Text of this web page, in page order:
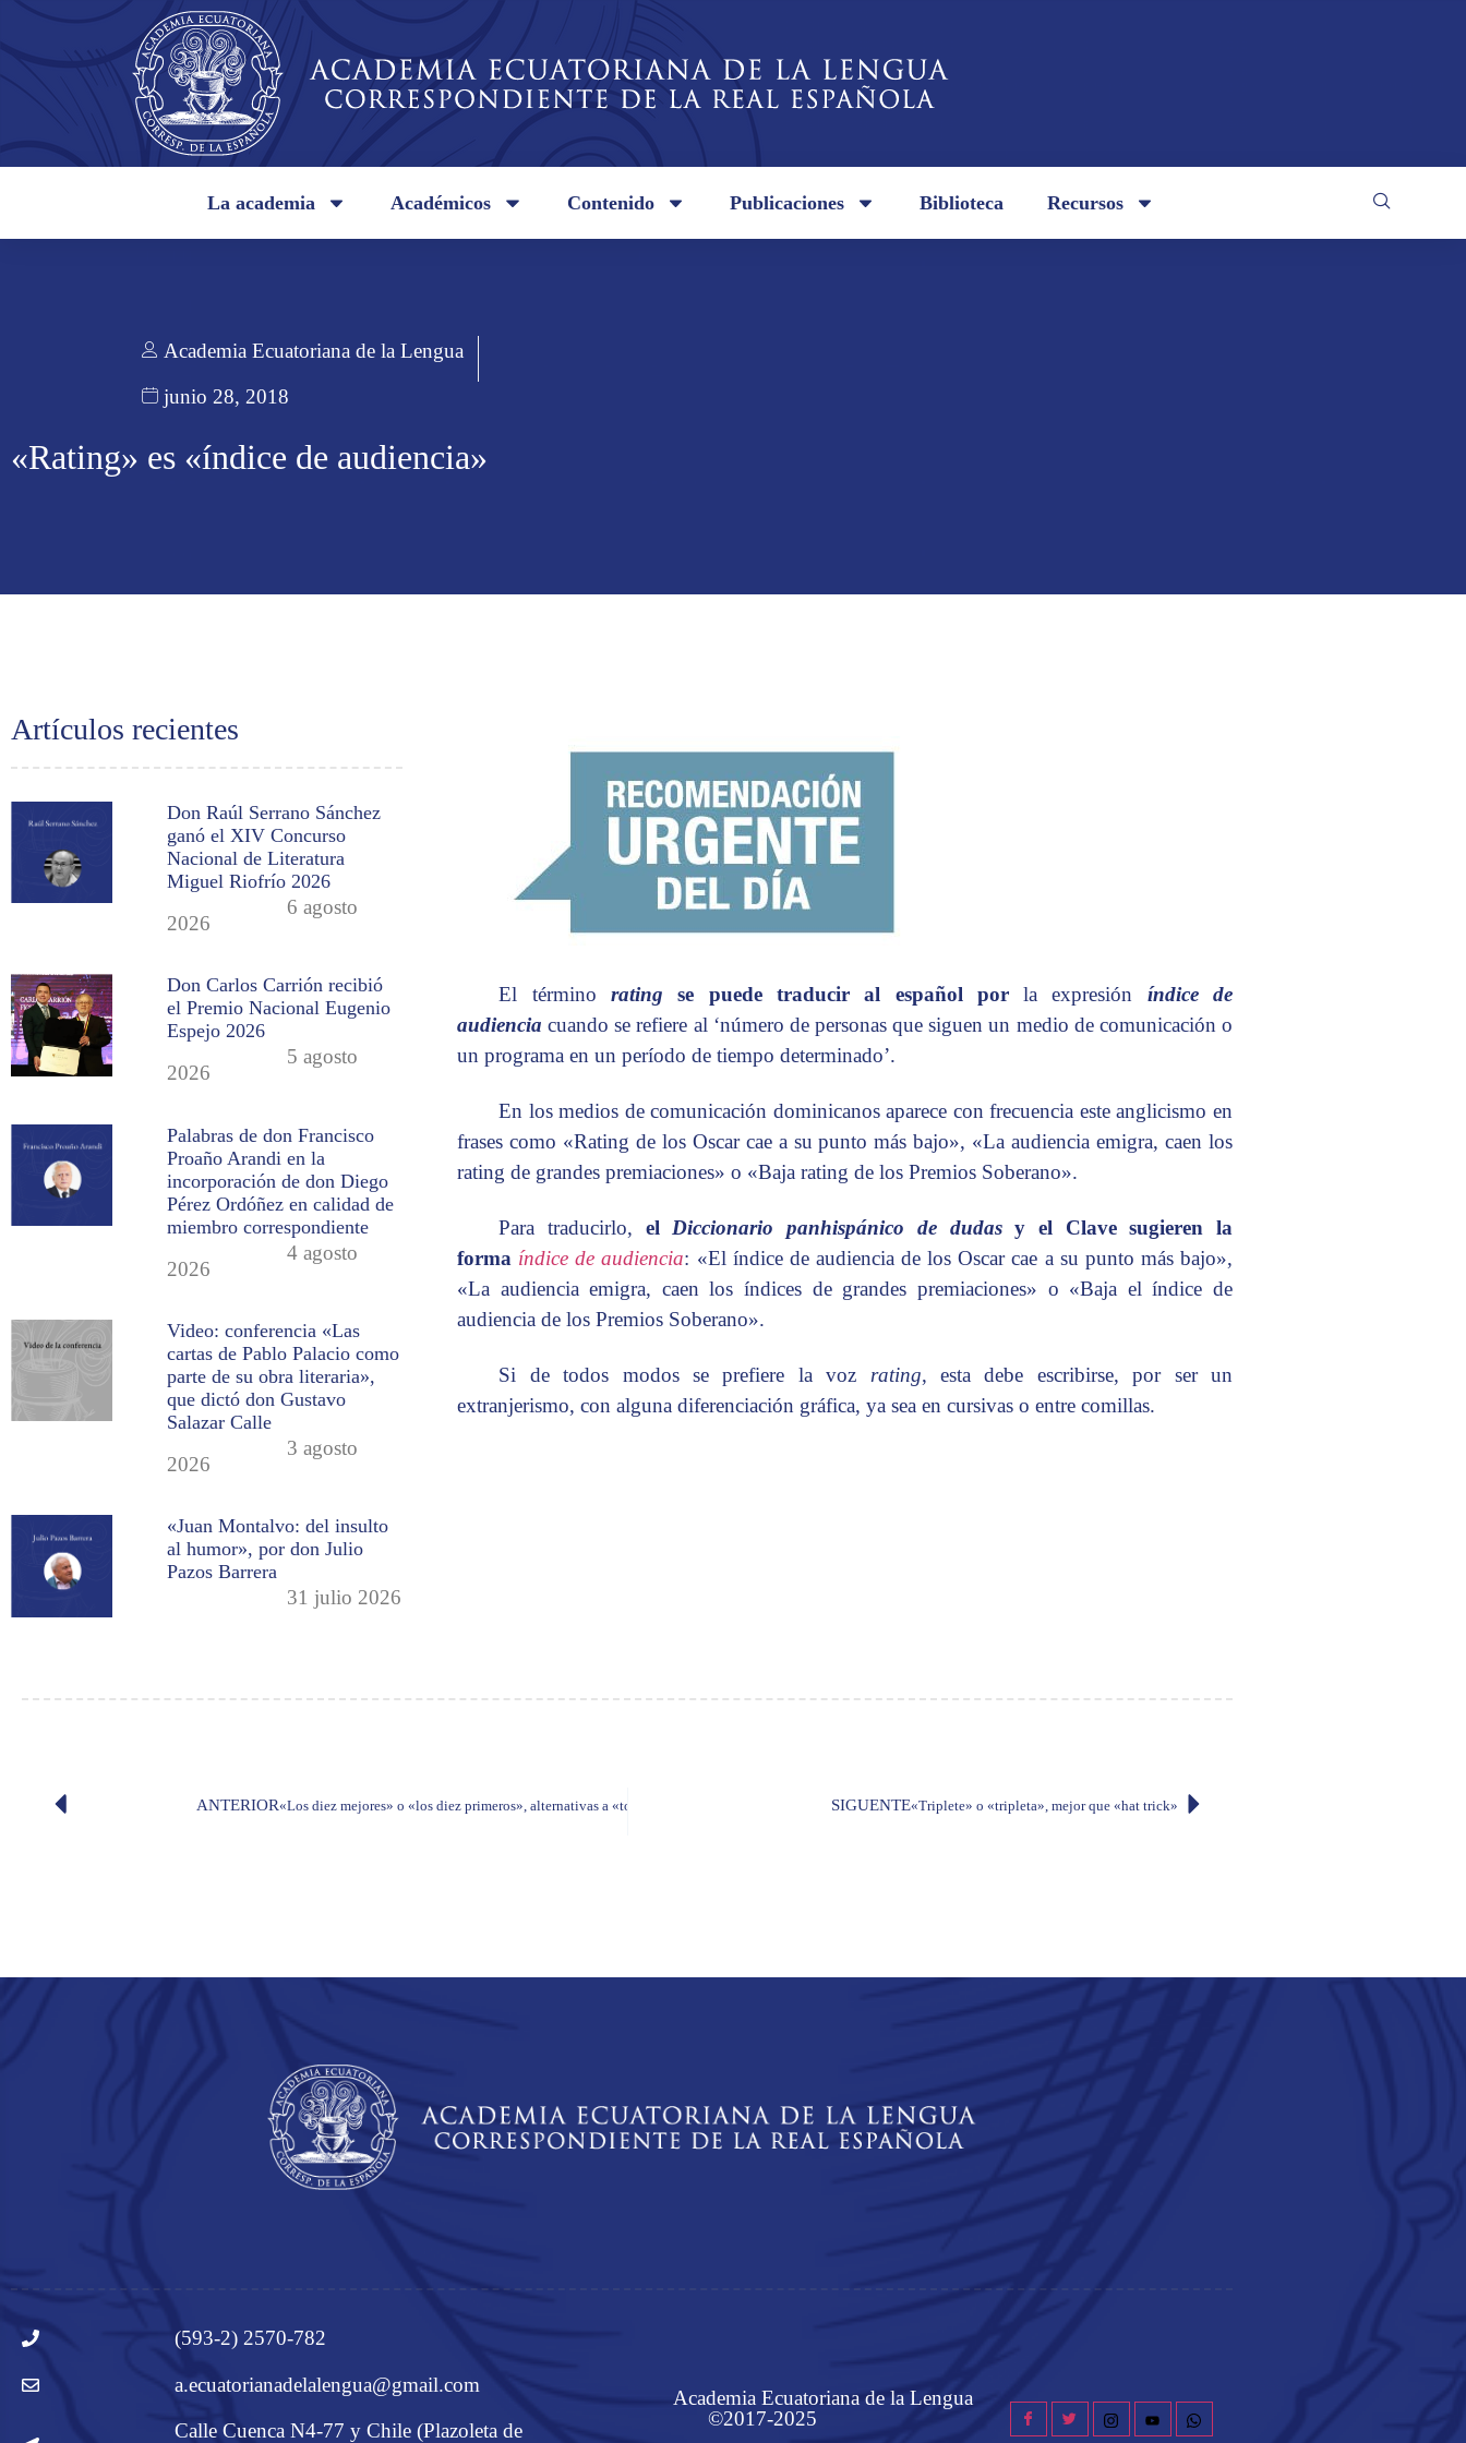
La academia Académicos Contenido Publicaciones Biblioteca Recursos
Academia Ecuatoriana de la Lengua
junio 28, 2018
«Rating» es «índice de audiencia»
Artículos recientes
Don Raúl Serrano Sánchez
ganó el XIV Concurso
Nacional de Literatura
Miguel Riofrío 2026
6 agosto
2026
Don Carlos Carrión recibió
el Premio Nacional Eugenio
Espejo 2026
5 agosto
2026
Palabras de don Francisco
Proaño Arandi en la
incorporación de don Diego
Pérez Ordóñez en calidad de
miembro correspondiente
4 agosto
2026
Video: conferencia «Las
cartas de Pablo Palacio como
parte de su obra literaria»,
que dictó don Gustavo
Salazar Calle
3 agosto
2026
«Juan Montalvo: del insulto
al humor», por don Julio
Pazos Barrera
31 julio 2026
El término rating se puede traducir al español porla expresión índice de
audiencia cuando se refiere al ‘número de personas que siguen un medio de comunicación o
un programa en un período de tiempo determinado’.
En los medios de comunicación dominicanos aparece con frecuencia este anglicismo en
frases como «Rating de los Oscar cae a su punto más bajo», «La audiencia emigra, caen los
rating de grandes premiaciones» o «Baja rating de los Premios Soberano».
Para traducirlo, el Diccionario panhispánico de dudasy el Clave sugieren la
forma índice de audiencia: «El índice de audiencia de los Oscar cae a su punto más bajo»,
«La audiencia emigra, caen los índices de grandes premiaciones» o «Baja el índice de
audiencia de los Premios Soberano».
Si de todos modos se prefiere la voz rating, esta debe escribirse, por ser un
extranjerismo, con alguna diferenciación gráfica, ya sea en cursivas o entre comillas.
ANTERIOR«Los diez mejores» o «los diez primeros», alternativas a «top ten» SIGUENTE«Triplete» o «tripleta», mejor que «hat trick»
(593-2) 2570-782
a.ecuatorianadelalengua@gmail.com
Calle Cuenca N4-77 y Chile (Plazoleta de
Academia Ecuatoriana de la Lengua
©2017-2025